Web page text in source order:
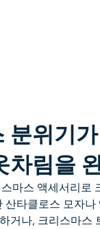
분위기
차림을
마스 액세서리로
산타클로스 모자
거나, 크리스마스